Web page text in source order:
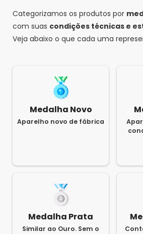
Categorizamos os produtos por
com suas condições técnicas e
Veja abaixo o que cada uma
Medalha Novo
Aparelho novo de fábrica
Medalha Prata
Similar ao Ouro. Sem o